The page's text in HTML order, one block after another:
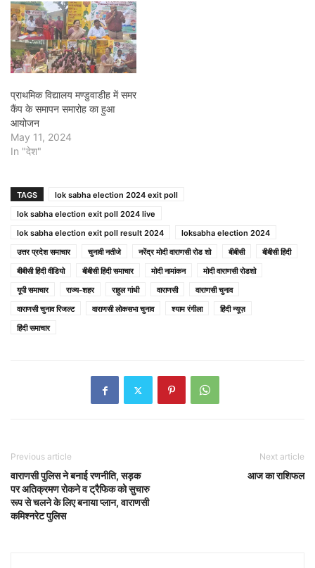
प्राथमिक विद्यालय मण्डुवाडीह में समर
कैंप के समापन समारोह का हुआ
आयोजन
May 11, 2024
In "देश"
TAGS
lok sabha election 2024 exit poll
lok sabha election exit poll 2024 live
lok sabha election exit poll result 2024
loksabha election 2024
उत्तर प्रदेश समाचार
चुनावी नतीजे नरेंद्र मोदी वाराणसी रोड शो बीबीसी
बीबीसी हिंदी
बीबीसी हिंदी वीडियो
बीबीसी हिंदी समाचार मोदी नामांकन
मोदी वाराणसी रोडशो
यूपी समाचार
राज्य-शहर राहुल गांधी वाराणसी
वाराणसी चुनाव
वाराणसी चुनाव रिजल्ट
वाराणसी लोकसभा चुनाव श्याम रंगीला
हिंदी न्यूज़
हिंदी समाचार
Previous article
वाराणसी पुलिस ने बनाई रणनीति, सड़क
पर अतिक्रमण रोकने व ट्रैफिक को सुचारु
रूप से चलने के लिए बनाया प्लान, वाराणसी
कमिश्नरेट पुलिस
Next article
आज का राशिफल